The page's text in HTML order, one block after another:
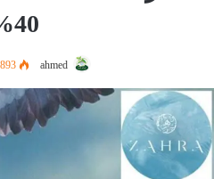
40%
ahmed
893